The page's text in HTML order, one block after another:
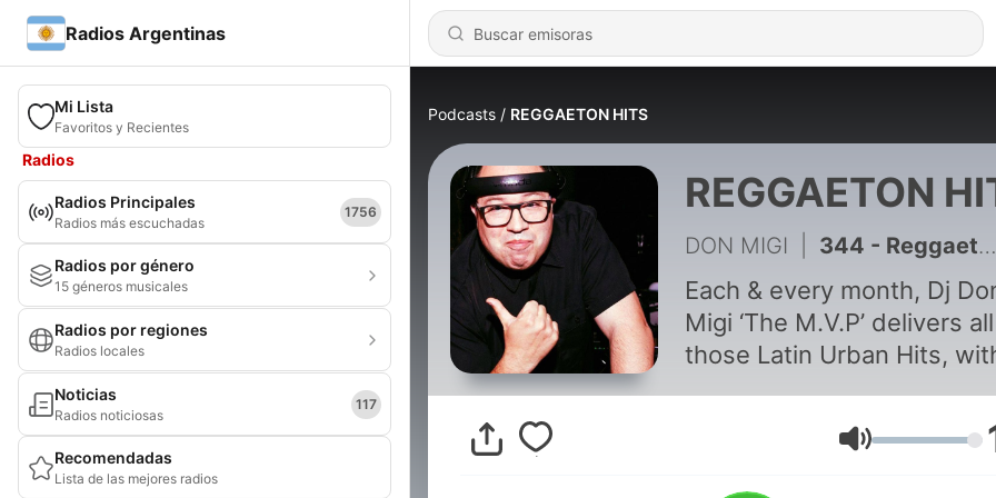
Radios Argentinas
Mi Lista
Favoritos y Recientes
Radios
Radios Principales
Radios más escuchadas
1756
Radios por género
15 géneros musicales
Radios por regiones
Radios locales
Noticias
Radios noticiosas
117
Recomendadas
Lista de las mejores radios
Podcasts REGGAETON HITS
REGGAETON
DON MIGI 344 - Reggaeton Hits April 2025 Episode #194
Each & every month, Dj
Migi ‘The M.V.P’ delivers all
those Latin Urban Hits,
selection from an
array of Latin artists.
Volumen